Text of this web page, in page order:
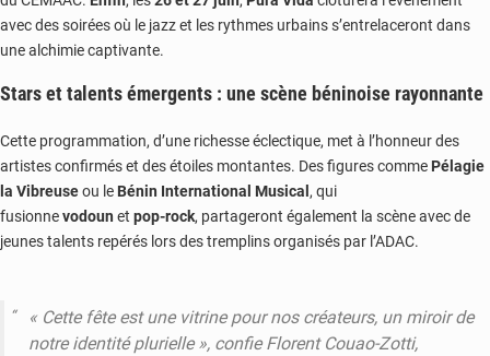
avec des soirées où le jazz et les rythmes urbains s’entrelaceront dans
une alchimie captivante.
Stars et talents émergents : une scène béninoise rayonnante
Cette programmation, d’une richesse éclectique, met à l’honneur des
artistes confirmés et des étoiles montantes. Des figures comme Pélagie
la Vibreuseou le Bénin International Musical , qui
fusionnevodoun et pop-rock, partageront également la scène avec de
jeunes talents repérés lors des tremplins organisés par l’ADAC.
« Cette fête est une vitrine pour nos créateurs, un miroir de
notre identité plurielle », confie Florent Couao-Zotti,